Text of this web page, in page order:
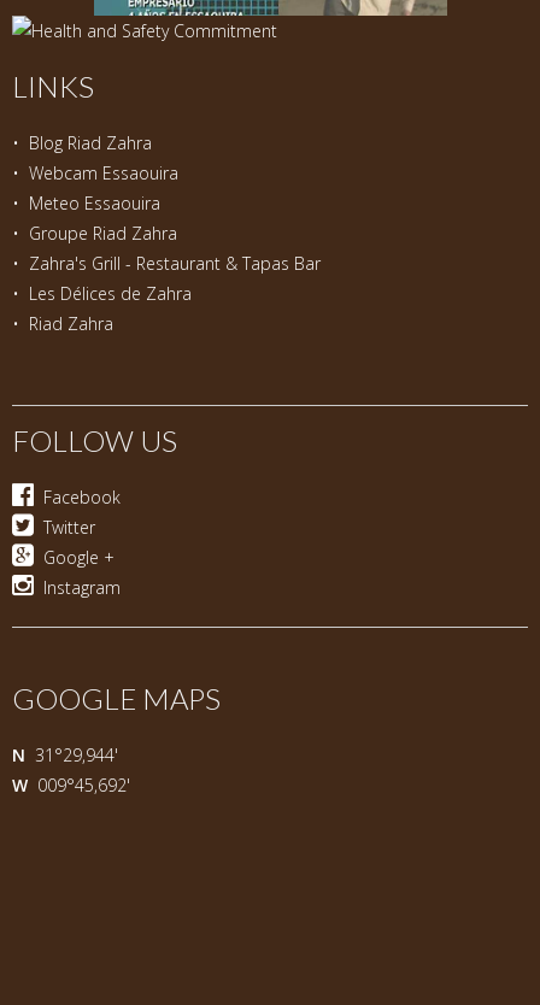
LINKS
• Blog Riad Zahra
• Webcam Essaouira
• Meteo Essaouira
• Groupe Riad Zahra
• Zahra's Grill - Restaurant & Tapas Bar
• Les Délices de Zahra
• Riad Zahra
FOLLOW US
Facebook
Twitter
Google +
Instagram
GOOGLE MAPS
N 31°29,944'
W 009°45,692'